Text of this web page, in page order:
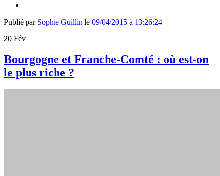
Publié par Sophie Guillin le 09/04/2015 à 13:26:24
20 Fév
Bourgogne et Franche-Comté : où est-on
le plus riche ?